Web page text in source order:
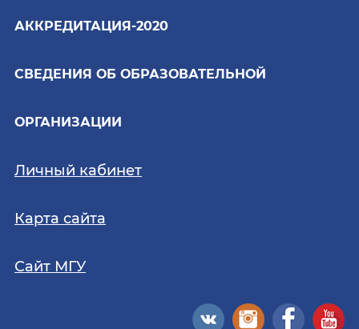
АККРЕДИТАЦИЯ-2020
СВЕДЕНИЯ ОБ ОБРАЗОВАТЕЛЬНОЙ
ОРГАНИЗАЦИИ
Личный кабинет
Карта сайта
Сайт МГУ